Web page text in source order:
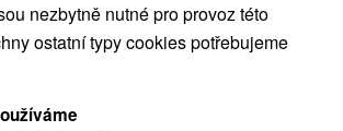
nezbytně nutné pro provoz této
ostatní typy cookies potřebujeme